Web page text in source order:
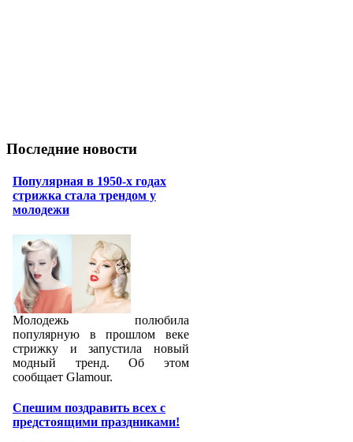
Последние новости
Популярная в 1950-х годах
стрижка стала трендом у
молодежи
Молодежь полюбила
популярную в прошлом веке
стрижку и запустила новый
модный тренд. Об этом
сообщает Glamour.
Спешим поздравить всех с
предстоящими праздниками!